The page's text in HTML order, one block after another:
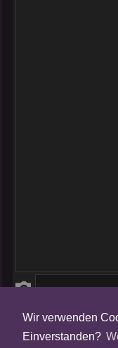
Wir verwenden
Einverstanden?